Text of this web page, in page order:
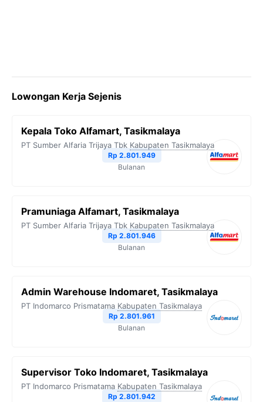
Lowongan Kerja Sejenis
Kepala Toko Alfamart, Tasikmalaya
PT Sumber Alfaria Trijaya Tbk Kabupaten Tasikmalaya
Rp 2.801.949
Bulanan
Pramuniaga Alfamart, Tasikmalaya
PT Sumber Alfaria Trijaya Tbk Kabupaten Tasikmalaya
Rp 2.801.946
Bulanan
Admin Warehouse Indomaret, Tasikmalaya
PT Indomarco Prismatama Kabupaten Tasikmalaya
Rp 2.801.961
Bulanan
Supervisor Toko Indomaret, Tasikmalaya
PT Indomarco Prismatama Kabupaten Tasikmalaya
Rp 2.801.942